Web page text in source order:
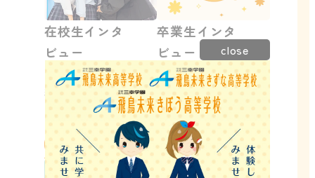
在校生インタ
ビュー
「やったらできた！」を
繰り返して成功体験を重
ねる在校生のインタ
ビューを紹介します。
詳細はこちら
卒業生インタ
ビュー
進路が決まった卒業生
に、飛鳥未来高校グルー
プでよかった理由を答え
てもらいました！
詳細はこちら
close